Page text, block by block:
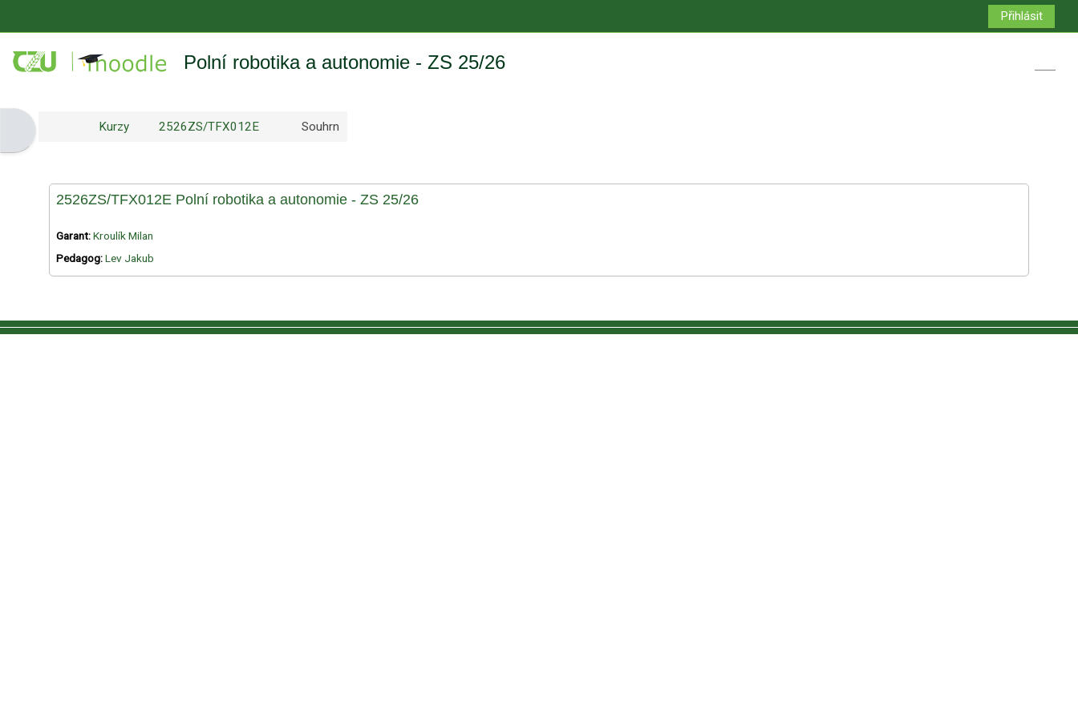
Přihlásit
Polní robotika a autonomie - ZS 25/26
Otevřít panel blokuKurzy 2526ZS/TFX012E Souhrn
2526ZS/TFX012E Polní robotika a autonomie - ZS 25/26
Garant:Kroulík Milan
Pedagog:Lev Jakub